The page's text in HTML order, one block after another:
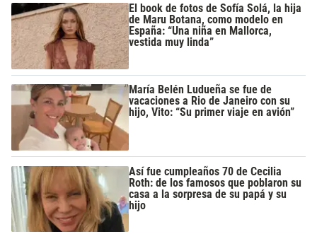
El book de fotos de Sofía Solá, la hija
de Maru Botana, como modelo en
España: “Una niña en Mallorca,
vestida muy linda”
María Belén Ludueña se fue de
vacaciones a Rio de Janeiro con su
hijo, Vito: “Su primer viaje en avión”
Así fue cumpleaños 70 de Cecilia
Roth: de los famosos que poblaron su
casa a la sorpresa de su papá y su
hijo